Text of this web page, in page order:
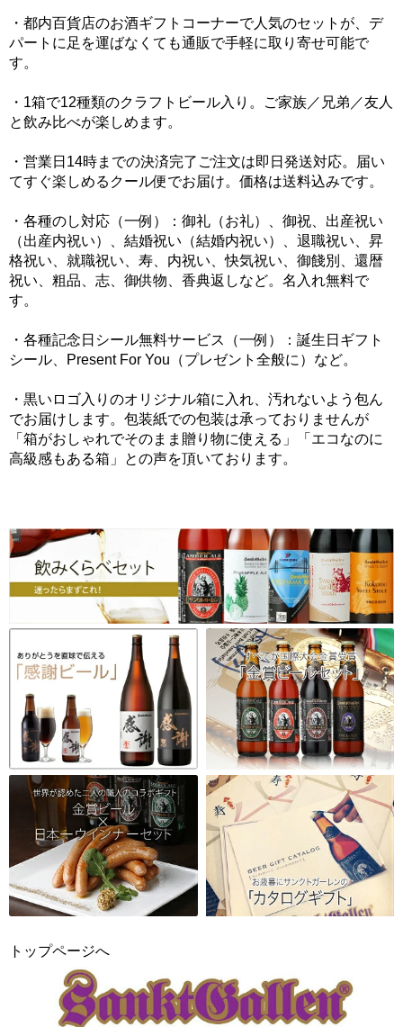
・都内百貨店のお酒ギフトコーナーで人気のセットが、デ
パートに足を運ばなくても通販で手軽に取り寄せ可能で
す。
・1箱で12種類のクラフトビール入り。ご家族／兄弟／友人
と飲み比べが楽しめます。
・営業日14時までの決済完了ご注文は即日発送対応。届い
てすぐ楽しめるクール便でお届け。価格は送料込みです。
・各種のし対応（一例）：御礼（お礼）、御祝、出産祝い
（出産内祝い）、結婚祝い（結婚内祝い）、退職祝い、昇
格祝い、就職祝い、寿、内祝い、快気祝い、御餞別、還暦
祝い、粗品、志、御供物、香典返しなど。名入れ無料で
す。
・各種記念日シール無料サービス（一例）：誕生日ギフト
シール、Present For You（プレゼント全般に）など。
・黒いロゴ入りのオリジナル箱に入れ、汚れないよう包ん
でお届けします。包装紙での包装は承っておりませんが
「箱がおしゃれでそのまま贈り物に使える」「エコなのに
高級感もある箱」との声を頂いております。
トップページへ